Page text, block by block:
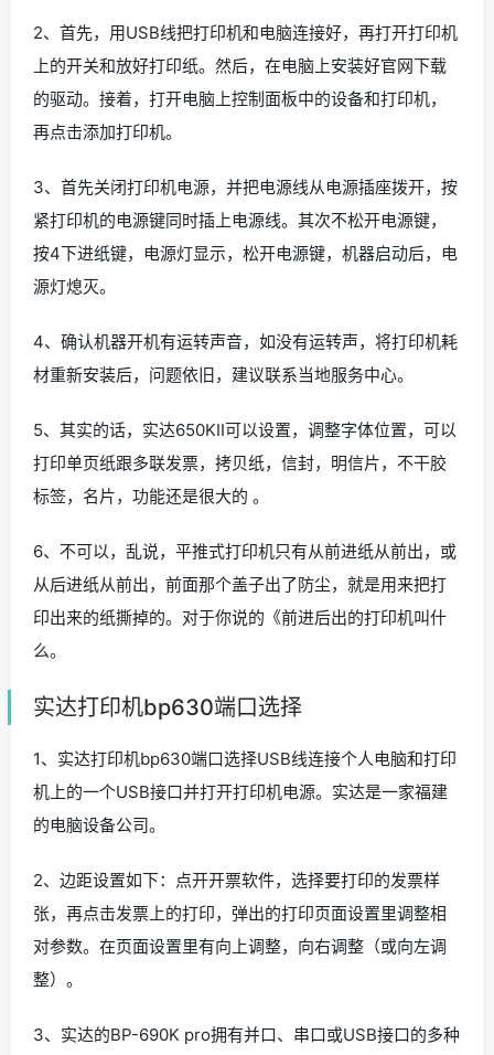
2、首先，用USB线把打印机和电脑连接好，再打开打印机
上的开关和放好打印纸。然后，在电脑上安装好官网下载
的驱动。接着，打开电脑上控制面板中的设备和打印机，
再点击添加打印机。
3、首先关闭打印机电源，并把电源线从电源插座拨开，按
紧打印机的电源键同时插上电源线。其次不松开电源键，
按4下进纸键，电源灯显示，松开电源键，机器启动后，电
源灯熄灭。
4、确认机器开机有运转声音，如没有运转声，将打印机耗
材重新安装后，问题依旧，建议联系当地服务中心。
5、其实的话，实达650KII可以设置，调整字体位置，可以
打印单页纸跟多联发票，拷贝纸，信封，明信片，不干胶
标签，名片，功能还是很大的 。
6、不可以，乱说，平推式打印机只有从前进纸从前出，或
从后进纸从前出，前面那个盖子出了防尘，就是用来把打
印出来的纸撕掉的。对于你说的《前进后出的打印机叫什
么。
实达打印机bp630端口选择
1、实达打印机bp630端口选择USB线连接个人电脑和打印
机上的一个USB接口并打开打印机电源。实达是一家福建
的电脑设备公司。
2、边距设置如下：点开开票软件，选择要打印的发票样
张，再点击发票上的打印，弹出的打印页面设置里调整相
对参数。在页面设置里有向上调整，向右调整（或向左调
整）。
3、实达的BP-690K pro拥有并口、串口或USB接口的多种